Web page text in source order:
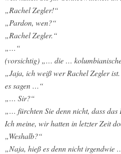
„Rachel Zegler!“
„Pardon, wen?“
„Rachel Zegler.“
„…“
(vorsichtig) „… die …
„Jaja, ich weiß wer Rachel Zegler
es sagen …“
„… Sir?“
„… fürchten Sie denn nicht, dass
Ich meine, wir hatten in letzter Zeit
„Weshalb?“
„Naja, hieß es denn nicht irgendwie